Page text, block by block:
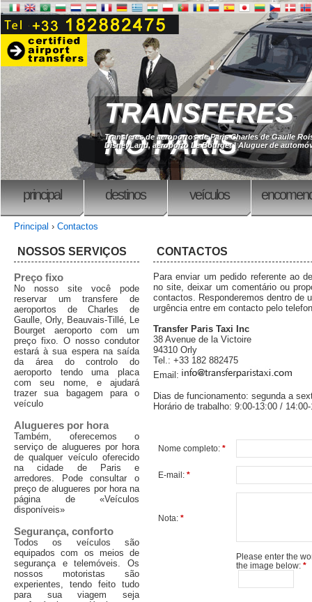
TRANSFERES
NO PARIS
Transferes de aeroportos de Paris Charles de Gaulle
DisneyLand, aeroporto Le Bourget | Aluguer de
principal destinos veículos
Principal › Contactos
CONTACTOS
Para enviar um pedido referente ao
no site, deixar um comentário ou
contactos. Responderemos dentro de
urgência entre em contacto pelo
Transfer Paris Taxi Inc
38 Avenue de la Victoire
94310 Orly
Tel.: +33 182 882475
Email:
Dias de funcionamento: segunda a
Horário de trabalho: 9:00-13:00 /
Nome completo: *
E-mail: *
Nota: *
Please enter the
the image below: *
NOSSOS SERVIÇOS
Preço fixo
No nosso site você pode
reservar um transfere de
aeroportos de Charles de
Gaulle, Orly, Beauvais-Tillé, Le
Bourget aeroporto com um
preço fixo. O nosso condutor
estará à sua espera na saída
da área do controlo do
aeroporto tendo uma placa
com seu nome, e ajudará
trazer sua bagagem para o
veículo
Alugueres por hora
Também, oferecemos o
serviço de alugueres por hora
de qualquer veículo oferecido
na cidade de Paris e
arredores. Pode consultar o
preço de alugueres por hora na
página de «Veículos
disponíveis»
Segurança, conforto
Todos os veículos são
equipados com os meios de
segurança e telemóveis. Os
nossos motoristas são
experientes, tendo feito tudo
para sua viagem seja